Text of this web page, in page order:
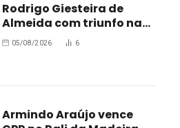
Rodrigo Giesteira de
Almeida com triunfo na
Bélgica
05/08/2026 6
Armindo Araújo vence